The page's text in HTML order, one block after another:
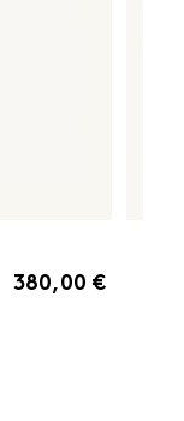
380,00 €